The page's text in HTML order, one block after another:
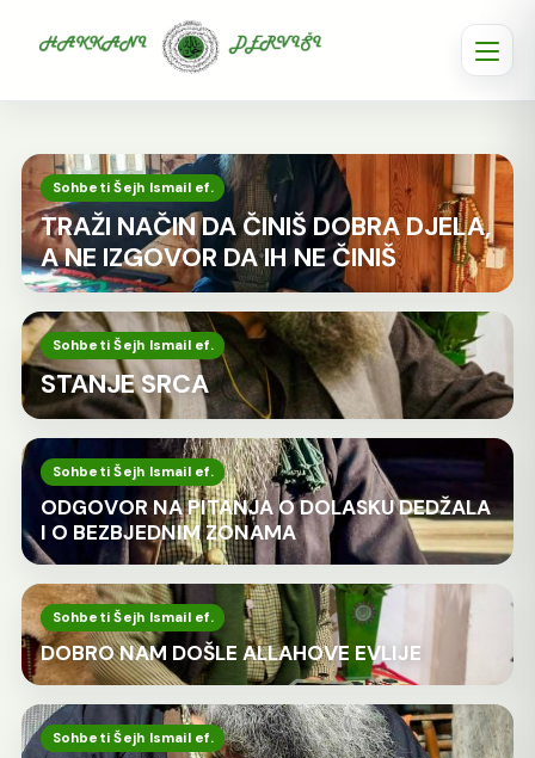
Sohbeti o islamskoj
Sohbeti Šejh Ismail ef.
TRAŽI NAČIN DA ČINIŠ DOBRA DJELA,
A NE IZGOVOR DA IH NE ČINIŠ
Sohbeti Šejh Ismail ef.
STANJE SRCA
Sohbeti Šejh Ismail ef.
ODGOVOR NA PITANJA O DOLASKU DEDŽALA
I O BEZBJEDNIM ZONAMA
Sohbeti Šejh Ismail ef.
DOBRO NAM DOŠLE ALLAHOVE EVLIJE
Sohbeti Šejh Ismail ef.